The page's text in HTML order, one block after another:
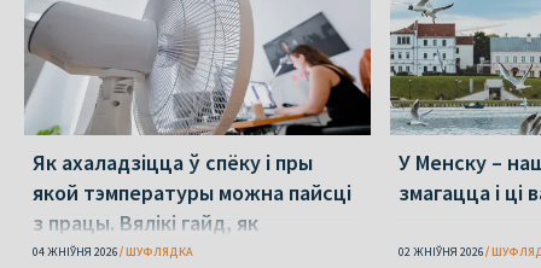
Як ахаладзіцца ў спёку і пры
якой тэмпературы можна пайсці
з працы. Вялікі гайд, як
перажыць спёку
04 ЖНІЎНЯ 2026 ШУФЛЯДКА
У Менску –
змагацца і ці
02 ЖНІЎНЯ 2026